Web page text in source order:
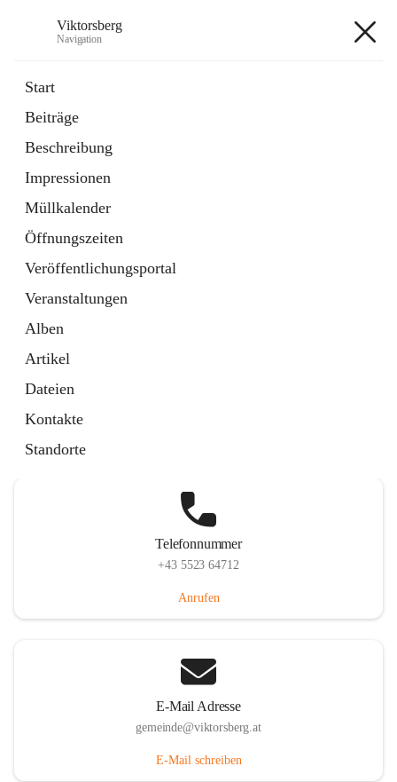
Viktorsberg
Navigation
Start
Beiträge
Beschreibung
Impressionen
Müllkalender
Öffnungszeiten
Veröffentlichungsportal
Veranstaltungen
Alben
Artikel
Dateien
Kontakte
Standorte
1 Schnellzugriff
Bürgerservice
10 Schnellzugriffe
Telefonnummer
+43 5523 64712
Anrufen
E-Mail Adresse
gemeinde@viktorsberg.at
E-Mail schreiben